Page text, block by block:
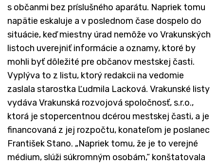
s občanmi bez príslušného aparátu. Napriek tomu
napätie eskaluje a v poslednom čase dospelo do
situácie, keď miestny úrad nemôže vo Vrakunských
listoch uverejniť informácie a oznamy, ktoré by
mohli byť dôležité pre občanov mestskej časti.
Vyplýva to z listu, ktorý redakcii na vedomie
zaslala starostka Ľudmila Lacková. Vrakunské listy
vydáva Vrakunská rozvojová spoločnosť, s.r.o.,
ktorá je stopercentnou dcérou mestskej časti, a je
financovaná z jej rozpočtu, konateľom je poslanec
František Stano. „Napriek tomu, že je to verejné
médium, slúži súkromným osobám,“ konštatovala